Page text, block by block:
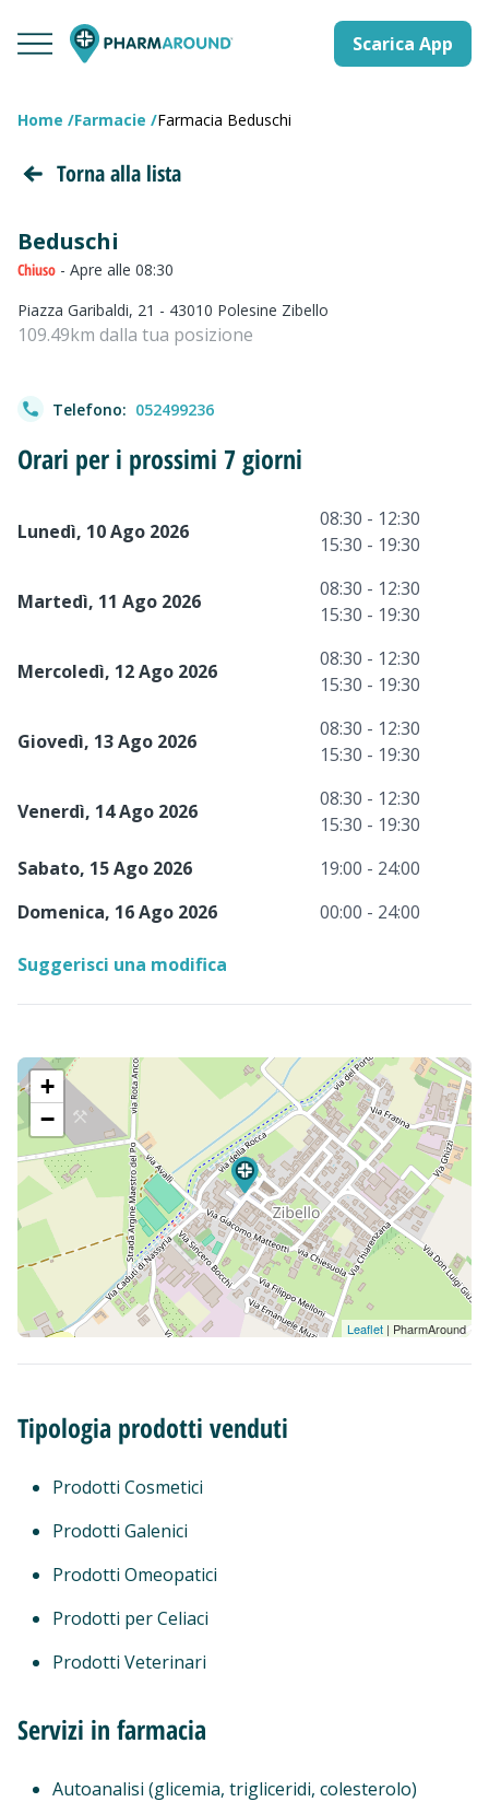
Scarica App
Home Farmacie Farmacia Beduschi
Torna alla lista
Beduschi
Chiuso - Apre alle 08:30
Piazza Garibaldi, 21 - 43010 Polesine Zibello
109.49km dalla tua posizione
Telefono: 052499236
Orari per i prossimi 7 giorni
Lunedì, 10 Ago 2026
08:30 - 12:30
15:30 - 19:30
Martedì, 11 Ago 2026
08:30 - 12:30
15:30 - 19:30
Mercoledì, 12 Ago 2026
08:30 - 12:30
15:30 - 19:30
Giovedì, 13 Ago 2026
08:30 - 12:30
15:30 - 19:30
Venerdì, 14 Ago 2026
08:30 - 12:30
15:30 - 19:30
Sabato, 15 Ago 2026
19:00 - 24:00
Domenica, 16 Ago 2026
00:00 - 24:00
Suggerisci una modifica
+
−
Leaflet | PharmAround
Tipologia prodotti venduti
Prodotti Cosmetici
Prodotti Galenici
Prodotti Omeopatici
Prodotti per Celiaci
Prodotti Veterinari
Servizi in farmacia
Autoanalisi (glicemia, trigliceridi, colesterolo)